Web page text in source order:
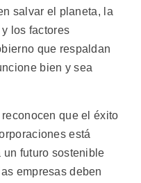
salvar el planeta, la
los factores
que respaldan
bien y sea
que el éxito
está
futuro sostenible
empresas deben